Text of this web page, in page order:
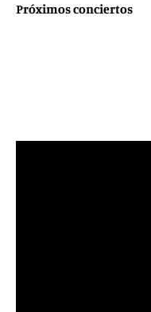
Próximos conciertos